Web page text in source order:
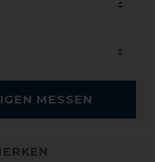
MESSEN